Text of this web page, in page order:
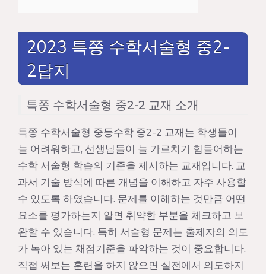
2023 특쫑 수학서술형 중2-
2답지
특쫑 수학서술형 중2-2 교재 소개
특쫑 수학서술형 중등수학 중2-2 교재는 학생들이
늘 어려워하고, 선생님들이 늘 가르치기 힘들어하는
수학 서술형 학습의 기준을 제시하는 교재입니다. 교
과서 기술 방식에 따른 개념을 이해하고 자주 사용할
수 있도록 하였습니다. 문제를 이해하는 것만큼 어떤
요소를 평가하는지 알면 취약한 부분을 체크하고 보
완할 수 있습니다. 특히 서술형 문제는 출제자의 의도
가 녹아 있는 채점기준을 파악하는 것이 중요합니다.
직접 써보는 훈련을 하지 않으면 실전에서 의도하지